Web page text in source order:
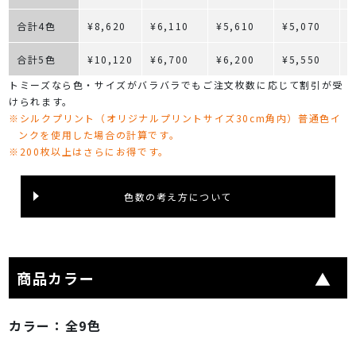
合計4色 ¥8,620 ¥6,110 ¥5,610 ¥5,070
合計5色 ¥10,120 ¥6,700 ¥6,200 ¥5,550
トミーズなら色・サイズがバラバラでもご注文枚数に応じて割引が受
けられます。
※シルクプリント（オリジナルプリントサイズ30cm角内）普通色イ
ンクを使用した場合の計算です。
※200枚以上はさらにお得です。
色数の考え方について
商品カラー
カラー： 全9色